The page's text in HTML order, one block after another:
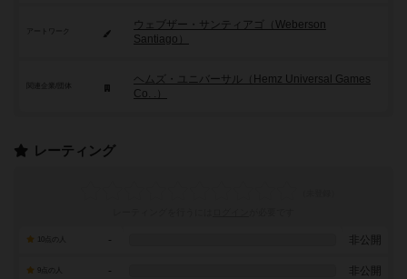
アートワーク
ウェブザー・サンティアゴ（Weberson
Santiago）
ヘムズ・ユニバーサル（Hemz Universal Games
Co. .）
レーティング
- 非公開
- 非公開